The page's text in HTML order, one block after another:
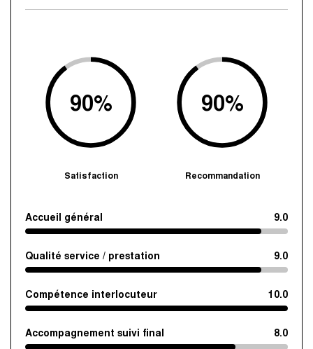
90%
Satisfaction
90%
Recommandation
Accueil général 9.0
Qualité service / prestation 9.0
Compétence interlocuteur 10.0
Accompagnement suivi final 8.0